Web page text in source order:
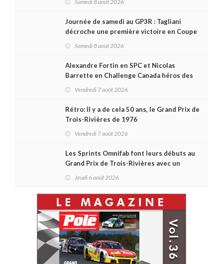
Samedi 8 août 2026
Journée de samedi au GP3R : Tagliani
décroche une première victoire en Coupe
Samedi 8 août 2026
Alexandre Fortin en SPC et Nicolas
Barrette en Challenge Canada héros des
Vendredi 7 août 2026
Rétro: Il y a de cela 50 ans, le Grand Prix de
Trois-Rivières de 1976
Vendredi 7 août 2026
Les Sprints Omnifab font leurs débuts au
Grand Prix de Trois-Rivières avec un
Jeudi 6 août 2026